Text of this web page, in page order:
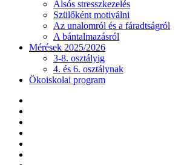
Alsós stresszkezelés
Szülőként motiválni
Az unalomról és a fáradtságról
A bántalmazásról
Mérések 2025/2026
3-8. osztályig
4. és 6. osztálynak
Ökoiskolai program